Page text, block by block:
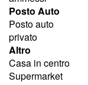
Posto Auto
Posto auto
privato
Altro
Casa in centro
Supermarket